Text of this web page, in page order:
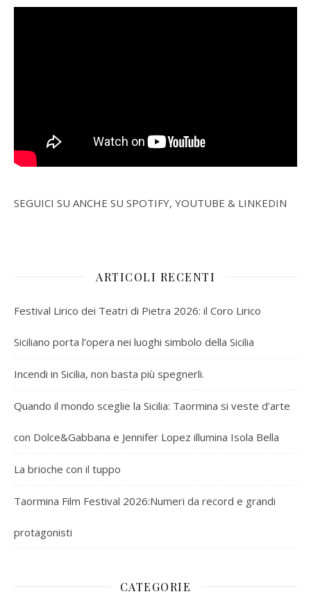
SEGUICI SU ANCHE SU SPOTIFY, YOUTUBE & LINKEDIN
ARTICOLI RECENTI
Festival Lirico dei Teatri di Pietra 2026: il Coro Lirico
Siciliano porta l’opera nei luoghi simbolo della Sicilia
Incendi in Sicilia, non basta più spegnerli.
Quando il mondo sceglie la Sicilia: Taormina si veste d’arte
con Dolce&Gabbana e Jennifer Lopez illumina Isola Bella
La brioche con il tuppo
Taormina Film Festival 2026:Numeri da record e grandi
protagonisti
CATEGORIE